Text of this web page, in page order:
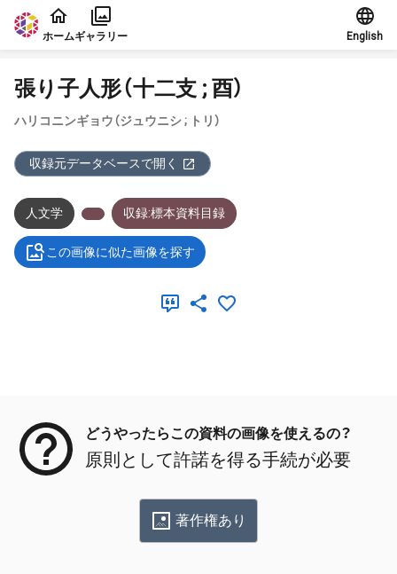
本文に飛ぶ
ホームギャラリー English
張り子人形（十二支 ; 酉）
ハリコニンギョウ（ジュウニシ ; トリ）
収録元データベースで開く
人文学 収録:標本資料目録
この画像に似た画像を探す
どうやったらこの資料の画像を使えるの？
原則として許諾を得る手続が必要
著作権あり